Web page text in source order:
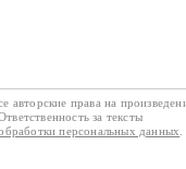
авторские права на
за тексты
персональных данных